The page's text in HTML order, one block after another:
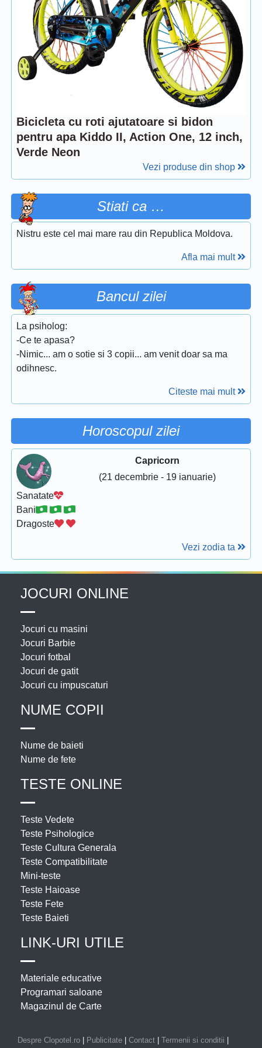
Bicicleta cu roti ajutatoare si bidon
pentru apa Kiddo II, Action One, 12 inch,
Verde Neon
Vezi produse din shop
Stiati ca …
Nistru este cel mai mare rau din Republica Moldova.
Afla mai mult
Bancul zilei
La psiholog:
-Ce te apasa?
-Nimic... am o sotie si 3 copii... am venit doar sa ma
odihnesc.
Citeste mai mult
Horoscopul zilei
Capricorn
(21 decembrie - 19 ianuarie)
Sanatate
Bani
Dragoste
Vezi zodia ta
JOCURI ONLINE
Jocuri cu masini
Jocuri Barbie
Jocuri fotbal
Jocuri de gatit
Jocuri cu impuscaturi
NUME COPII
Nume de baieti
Nume de fete
TESTE ONLINE
Teste Vedete
Teste Psihologice
Teste Cultura Generala
Teste Compatibilitate
Mini-teste
Teste Haioase
Teste Fete
Teste Baieti
LINK-URI UTILE
Materiale educative
Programari saloane
Magazinul de Carte
Despre Clopotel.ro Publicitate Contact Termenii si conditii